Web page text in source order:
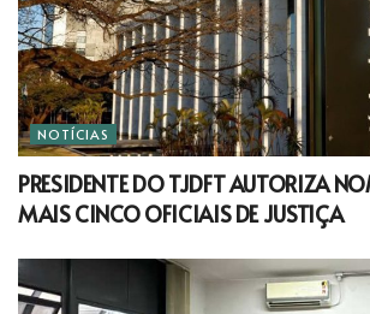
NOTÍCIAS
PRESIDENTE DO TJDFT AUTORIZA
MAIS CINCO OFICIAIS DE JUSTIÇA